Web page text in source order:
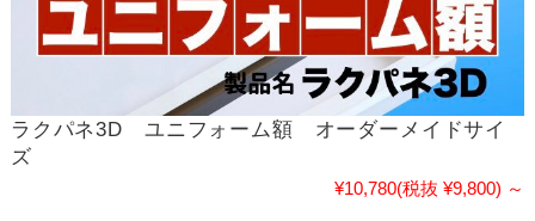
ラクパネ3D ユニフォーム額 オーダーメイドサイ
ズ
¥10,780(税抜 ¥9,800) ～